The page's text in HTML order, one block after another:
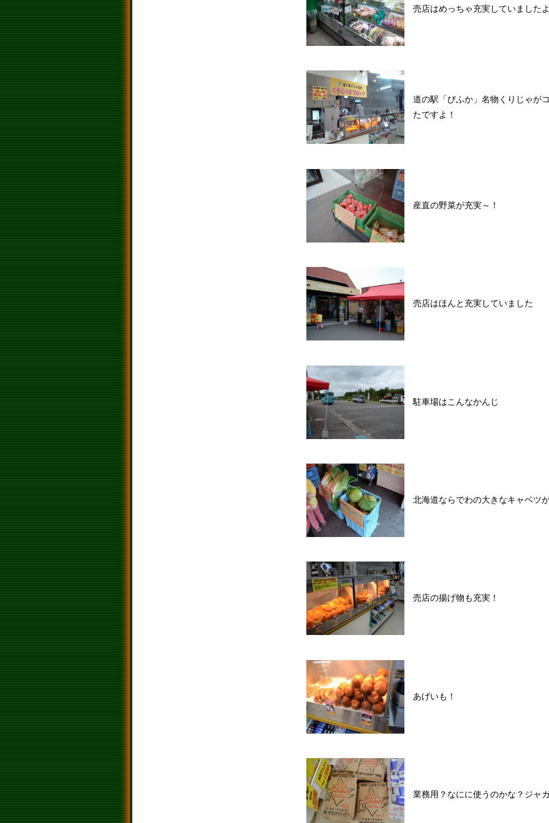
売店はめっちゃ充実していました
道の駅「びふか」名物くりじゃが
たですよ！
産直の野菜が充実～！
売店はほんと充実していました
駐車場はこんなかんじ
北海道ならでわの大きなキャベツ
売店の揚げ物も充実！
あげいも！
業務用？なにに使うのかな？ジャ